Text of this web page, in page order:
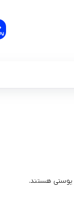
پوستی هستند.